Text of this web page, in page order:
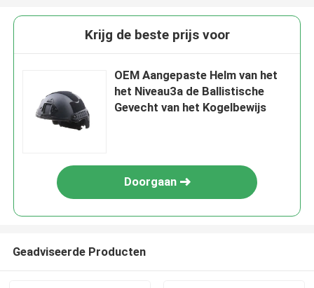
Krijg de beste prijs voor
OEM Aangepaste Helm van het
het Niveau3a de Ballistische
Gevecht van het Kogelbewijs
Doorgaan
Geadviseerde Producten